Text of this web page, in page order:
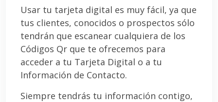
Usar tu tarjeta digital es muy fácil, ya que
tus clientes, conocidos o prospectos sólo
tendrán que escanear cualquiera de los
Códigos Qr que te ofrecemos para
acceder a tu Tarjeta Digital o a tu
Información de Contacto.
Siempre tendrás tu información contigo,